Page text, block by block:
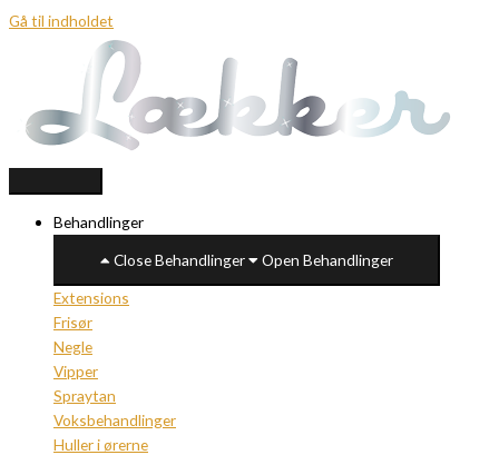
Gå til indholdet
Behandlinger
Close Behandlinger
Open Behandlinger
Extensions
Frisør
Negle
Vipper
Spraytan
Voksbehandlinger
Huller i ørerne